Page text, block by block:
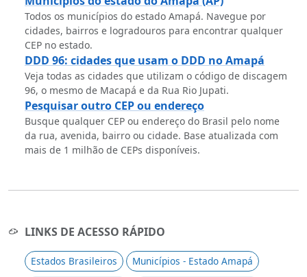
Todos os municípios do estado Amapá. Navegue por
cidades, bairros e logradouros para encontrar qualquer
CEP no estado.
DDD 96: cidades que usam o DDD no Amapá
Veja todas as cidades que utilizam o código de discagem
96, o mesmo de Macapá e da Rua Rio Jupati.
Pesquisar outro CEP ou endereço
Busque qualquer CEP ou endereço do Brasil pelo nome
da rua, avenida, bairro ou cidade. Base atualizada com
mais de 1 milhão de CEPs disponíveis.
LINKS DE ACESSO RÁPIDO
Estados Brasileiros
Municípios - Estado Amapá